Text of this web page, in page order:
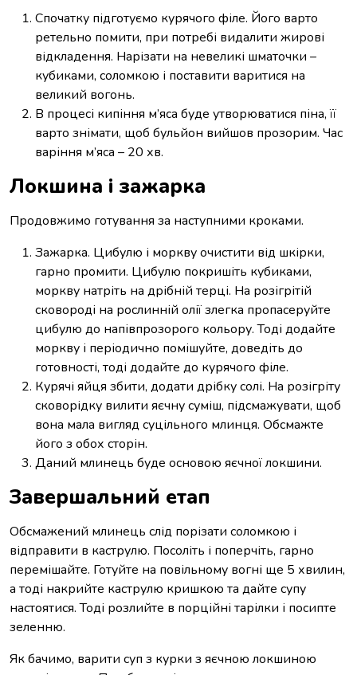
Спочатку підготуємо курячого філе. Його варто
ретельно помити, при потребі видалити жирові
відкладення. Нарізати на невеликі шматочки –
кубиками, соломкою і поставити варитися на
великий вогонь.
В процесі кипіння м’яса буде утворюватися піна, її
варто знімати, щоб бульйон вийшов прозорим. Час
варіння м’яса – 20 хв.
Локшина і зажарка
Продовжимо готування за наступними кроками.
Зажарка. Цибулю і моркву очистити від шкірки,
гарно промити. Цибулю покришіть кубиками,
моркву натріть на дрібній терці. На розігрітій
сковороді на рослинній олії злегка пропасеруйте
цибулю до напівпрозорого кольору. Тоді додайте
моркву і періодично помішуйте, доведіть до
готовності, тоді додайте до курячого філе.
Курячі яйця збити, додати дрібку солі. На розігріту
сковорідку вилити яєчну суміш, підсмажувати, щоб
вона мала вигляд суцільного млинця. Обсмажте
його з обох сторін.
Даний млинець буде основою яєчної локшини.
Завершальний етап
Обсмажений млинець слід порізати соломкою і
відправити в каструлю. Посоліть і поперчіть, гарно
перемішайте. Готуйте на повільному вогні ще 5 хвилин,
а тоді накрийте каструлю кришкою та дайте супу
настоятися. Тоді розлийте в порційні тарілки і посипте
зеленню.
Як бачимо, варити суп з курки з яєчною локшиною